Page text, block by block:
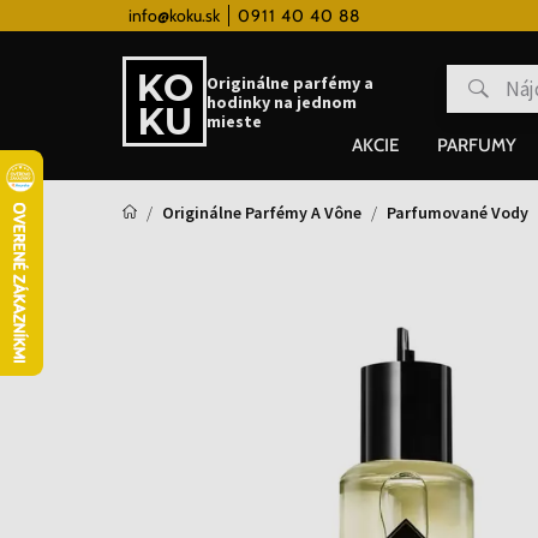
info@koku.sk 0911 40 40 88Vernostný systém
Originálne parfémy a
hodinky na jednom
mieste
AKCIE
PARFUMY
Originálne Parfémy A Vône Parfumované Vody